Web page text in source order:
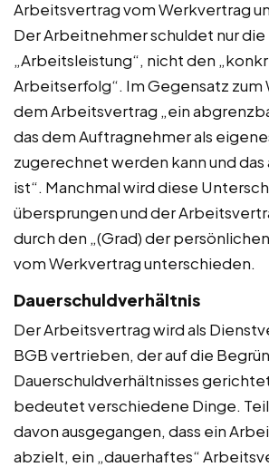
Arbeitsvertrag vom Werkvertrag
Der Arbeitnehmer schuldet nur die
„Arbeitsleistung“, nicht den
Arbeitserfolg“. Im Gegensatz zum
dem Arbeitsvertrag „ein
das dem Auftragnehmer als
zugerechnet werden kann und
ist“. Manchmal wird diese
übersprungen und der
durch den „(Grad) der
vom Werkvertrag unterschieden.
Dauerschuldverhältnis
Der Arbeitsvertrag wird als
BGB vertrieben, der auf die
Dauerschuldverhältnisses
bedeutet verschiedene Dinge.
davon ausgegangen, dass ein
abzielt, ein „dauerhaftes“